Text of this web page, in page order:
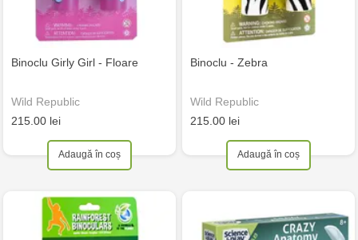
Binoclu Girly Girl - Floare
Wild Republic
215.00 lei
Adaugă în coș
Binoclu - Zebra
Wild Republic
215.00 lei
Adaugă în coș